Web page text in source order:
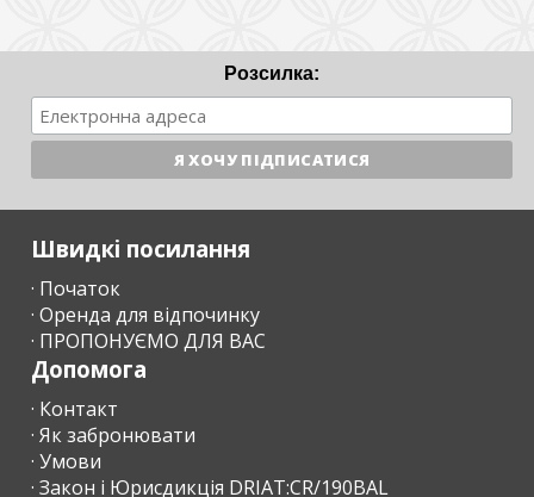
Розсилка:
Швидкі посилання
· Початок
· Оренда для відпочинку
· ПРОПОНУЄМО ДЛЯ ВАС
Допомога
· Контакт
· Як забронювати
· Умови
· Закон і Юрисдикція DRIAT:CR/190BAL